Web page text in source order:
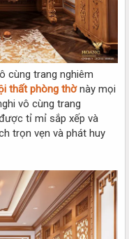
cùng trang nghiêm
thất phòng thờnày mọi
vô cùng trang
tỉ mỉ sắp xếp và
trọn vẹn và phát huy